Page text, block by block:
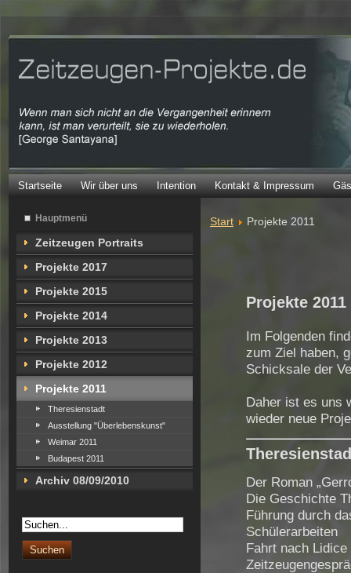
Startseite Wir über uns Intention Kontakt & Impressum
Hauptmenü
Zeitzeugen Portraits
Projekte 2017
Projekte 2015
Projekte 2014
Projekte 2013
Projekte 2012
Projekte 2011
Theresienstadt
Ausstellung "Überlebenskunst"
Weimar 2011
Budapest 2011
Archiv 08/09/2010
Start Projekte 2011
Projekte 2011
Im Folgenden
zum Ziel haben,
Schicksale der
Daher ist es uns
wieder neue
Der Roman
Die Geschichte
Führung durch
Schülerarbeiten
Fahrt nach Lidice